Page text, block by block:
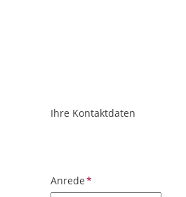
ObjektPlatzhalter
URL
Ihre Kontaktdaten
Pflichtfeld
Anrede*